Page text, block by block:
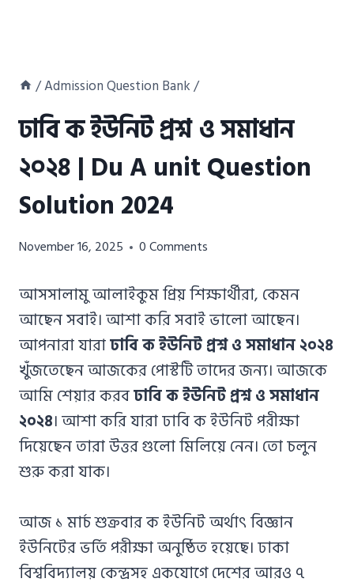
/Admission Question Bank/
ঢাবি ক ইউনিট প্রশ্ন ও সমাধান
২০২৪ | Du A unit Question
Solution 2024
Azizul
Azizul
Haque
November 16, 2025 0 Comments
আসসালামু আলাইকুম প্রিয় শিক্ষার্থীরা, কেমন
আছেন সবাই। আশা করি সবাই ভালো আছেন।
আপনারা যারাঢাবি ক ইউনিট প্রশ্ন ও সমাধান ২০২৪
খুঁজতেছেন আজকের পোস্টটি তাদের জন্য। আজকে
আমি শেয়ার করবঢাবি ক ইউনিট প্রশ্ন ও সমাধান
২০২৪। আশা করি যারা ঢাবি ক ইউনিট পরীক্ষা
দিয়েছেন তারা উত্তর গুলো মিলিয়ে নেন। তো চলুন
শুরু করা যাক।
আজ ১ মার্চ শুক্রবার ক ইউনিট অর্থাৎ বিজ্ঞান
ইউনিটের ভর্তি পরীক্ষা অনুষ্ঠিত হয়েছে। ঢাকা
বিশ্ববিদ্যালয় কেন্দ্রসহ একযোগে দেশের আরও ৭